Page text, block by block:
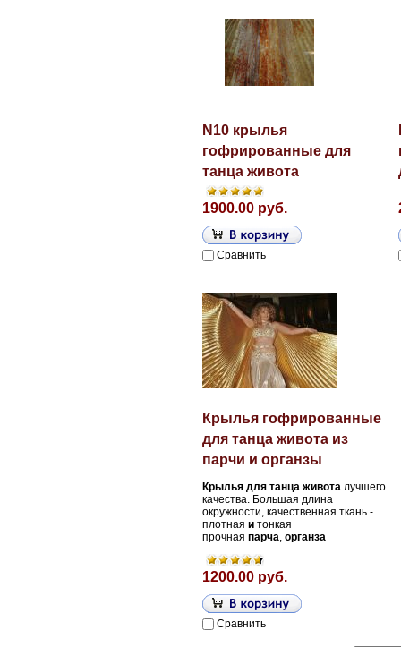
N10 крылья
гофрированные для
танца живота
1900.00 руб.
Сравнить
Крылья гофрированные
для танца живота из
парчи и органзы
Крылья для танца живота лучшего
качества. Большая длина
окружности, качественная ткань -
плотная и тонкая
прочная парча, органза
1200.00 руб.
Сравнить